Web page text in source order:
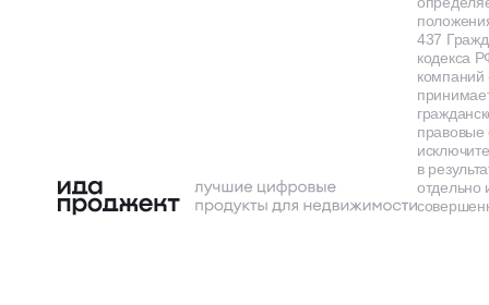
437
кодекса
правовые
в
отдельно